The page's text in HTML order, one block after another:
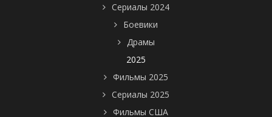
Сериалы 2024
Боевики
Драмы
2025
Фильмы 2025
Сериалы 2025
Фильмы США